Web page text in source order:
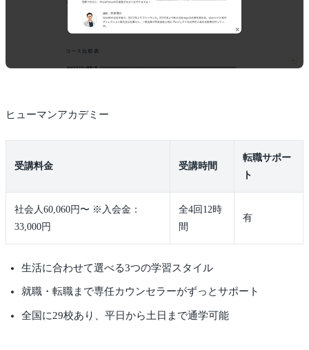
ヒューマンアカデミー
受講料金 受講時間
転職サポー
ト
社会人60,060円〜 ※入会金：
33,000円
全4回12時
間
有
生活に合わせて選べる3つの学習スタイル
就職・転職まで専任カウンセラーがずっとサポート
全国に29校あり、平日から土日まで通学可能